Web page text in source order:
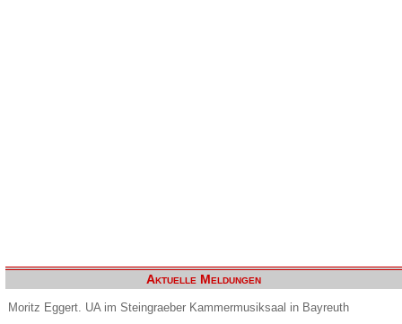
Aktuelle Meldungen
Moritz Eggert. UA im Steingraeber Kammermusiksaal in Bayreuth